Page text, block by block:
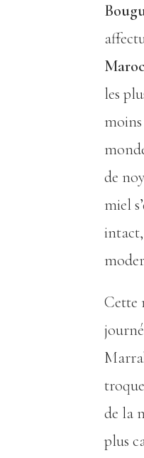
Maroc
les
de
miel
Cette
de la
plus